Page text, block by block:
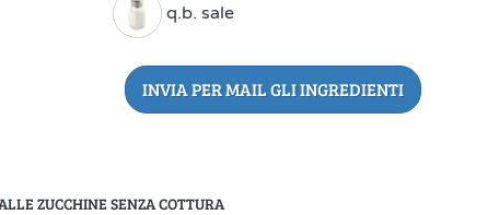
q.b. sale
INVIA PER MAIL GLI INGREDIENTI
ZUCCHINE SENZA COTTURA